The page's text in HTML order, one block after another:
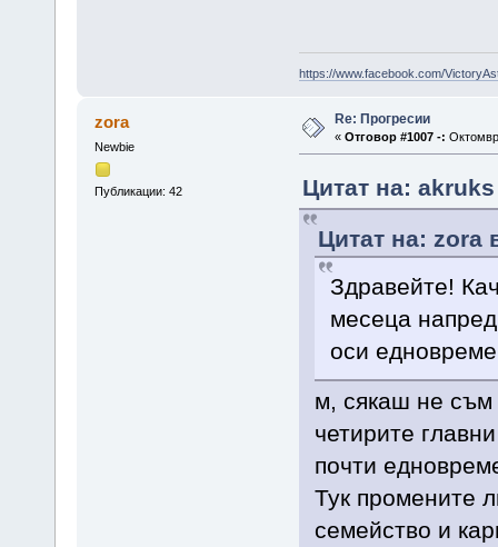
https://www.facebook.com/
zora
Newbie
Публикации: 42
Re: Прогресии
« Отговор #1007 -:
Цитат на:
Цитат на: zora
Здравейте!
месеца
оси
м, сякаш не
четирите
почти
Тук промените
семейство и